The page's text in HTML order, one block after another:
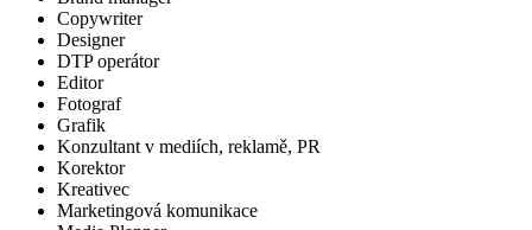
Copywriter
Designer
DTP operátor
Editor
Fotograf
Grafik
Konzultant v mediích, reklamě, PR
Korektor
Kreativec
Marketingová komunikace